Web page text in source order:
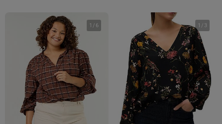
1 / 6 1 / 3